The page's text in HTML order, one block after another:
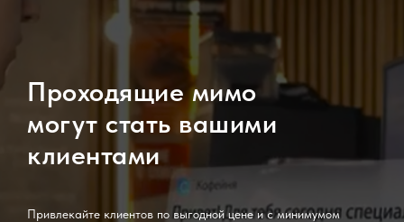
Проходящие мимо
могут стать вашими
клиентами
Привлекайте клиентов по выгодной цене и с минимумом